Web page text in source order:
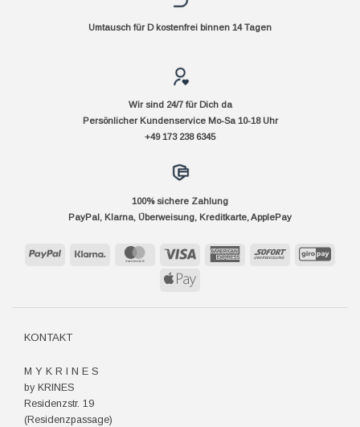
Umtausch für D kostenfrei binnen 14 Tagen
Wir sind 24/7 für Dich da
Persönlicher Kundenservice Mo-Sa 10-18 Uhr
+49 173 238 6345
100% sichere Zahlung
PayPal, Klarna, Überweisung, Kreditkarte, ApplePay
PayPal Klarna MasterCard Visa
AmericanSofort
Apple
KONTAKT
M Y K R I N E S
by KRINES
Residenzstr. 19
(Residenzpassage)